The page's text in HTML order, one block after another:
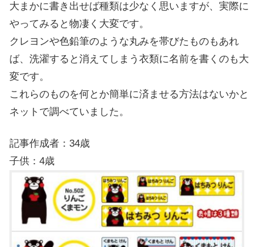
大まかに書き出せば種類は少なく思いますが、実際に
やってみると物凄く大変です。
クレヨンや色鉛筆のような丸みを帯びたものもあれ
ば、洗濯すると消えてしまう衣類に名前を書くのも大
変です。
これらのものを何とか簡単に済ませる方法はないかと
ネットで調べていました。
記事作成者：34歳
子供：4歳